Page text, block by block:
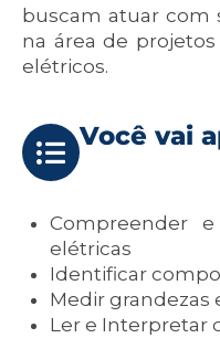
buscam atuar com
na área de
elétricos.
Você vai
Compreender
elétricas
Identificar
Medir grandezas
Ler e Interpretar